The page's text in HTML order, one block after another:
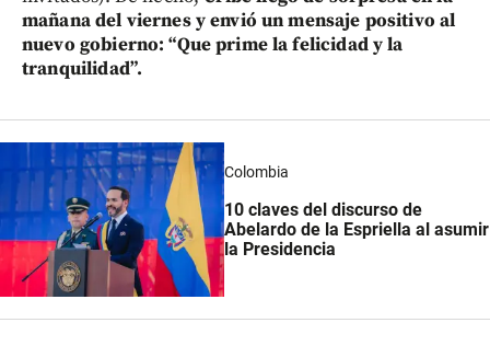
mañana del viernes y envió un mensaje positivo al
nuevo gobierno: “Que prime la felicidad y la
tranquilidad”.
Colombia
10 claves del discurso de
Abelardo de la Espriella al asumir
la Presidencia